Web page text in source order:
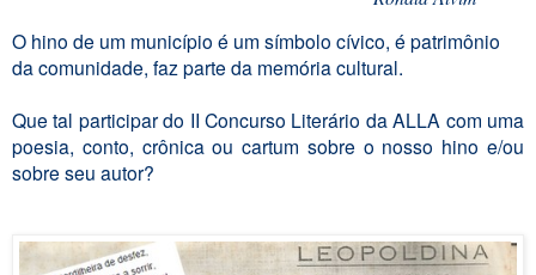
O hino de um município é um símbolo cívico, é patrimônio
da comunidade, faz parte da memória cultural.
Que tal participar do II Concurso Literário da ALLA com uma
poesia, conto, crônica ou cartum sobre o nosso hino e/ou
sobre seu autor?